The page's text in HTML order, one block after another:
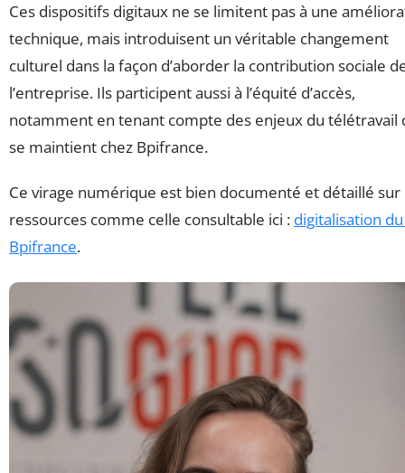
Ces dispositifs digitaux ne se limitent pas à une
technique, mais introduisent un véritable changement
culturel dans la façon d’aborder la contribution sociale
l’entreprise. Ils participent aussi à l’équité d’accès,
notamment en tenant compte des enjeux du télétravail
se maintient chez Bpifrance.
Ce virage numérique est bien documenté et détaillé sur
ressources comme celle consultable ici : digitalisation du
Bpifrance.